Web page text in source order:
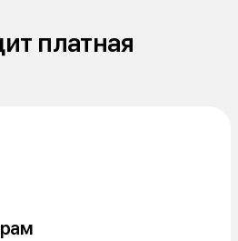
платная